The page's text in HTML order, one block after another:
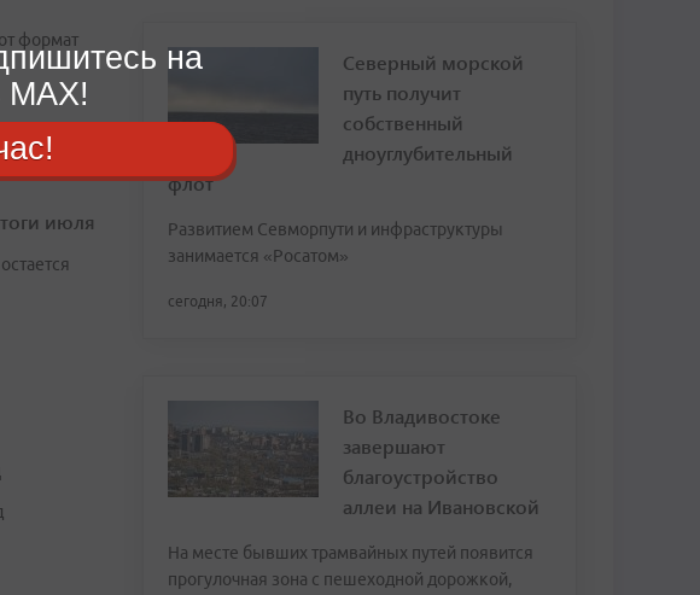
формат
июля
Северный морской
путь получит
собственный
дноуглубительный
флот
Развитием Севморпути и инфраструктуры
занимается «Росатом»
сегодня, 20:07
Во Владивостоке
завершают
благоустройство
аллеи на Ивановской
На месте бывших трамвайных путей появится
прогулочная зона с пешеходной дорожкой,
на